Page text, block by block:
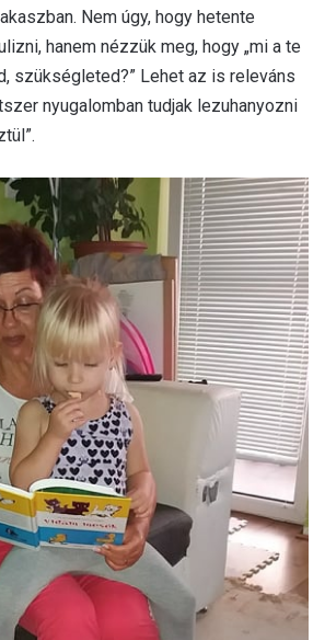
Nem úgy, hogy hetente
hanem nézzük meg, hogy „mi a te
szükségleted?” Lehet az is releváns
nyugalomban tudjak lezuhanyozni